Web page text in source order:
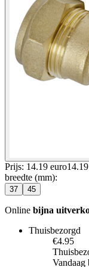
Prijs: 14.19 euro14.19
breedte (mm):
37 45
Online bijna
Thuisbezorgd
€4.95
Vandaag